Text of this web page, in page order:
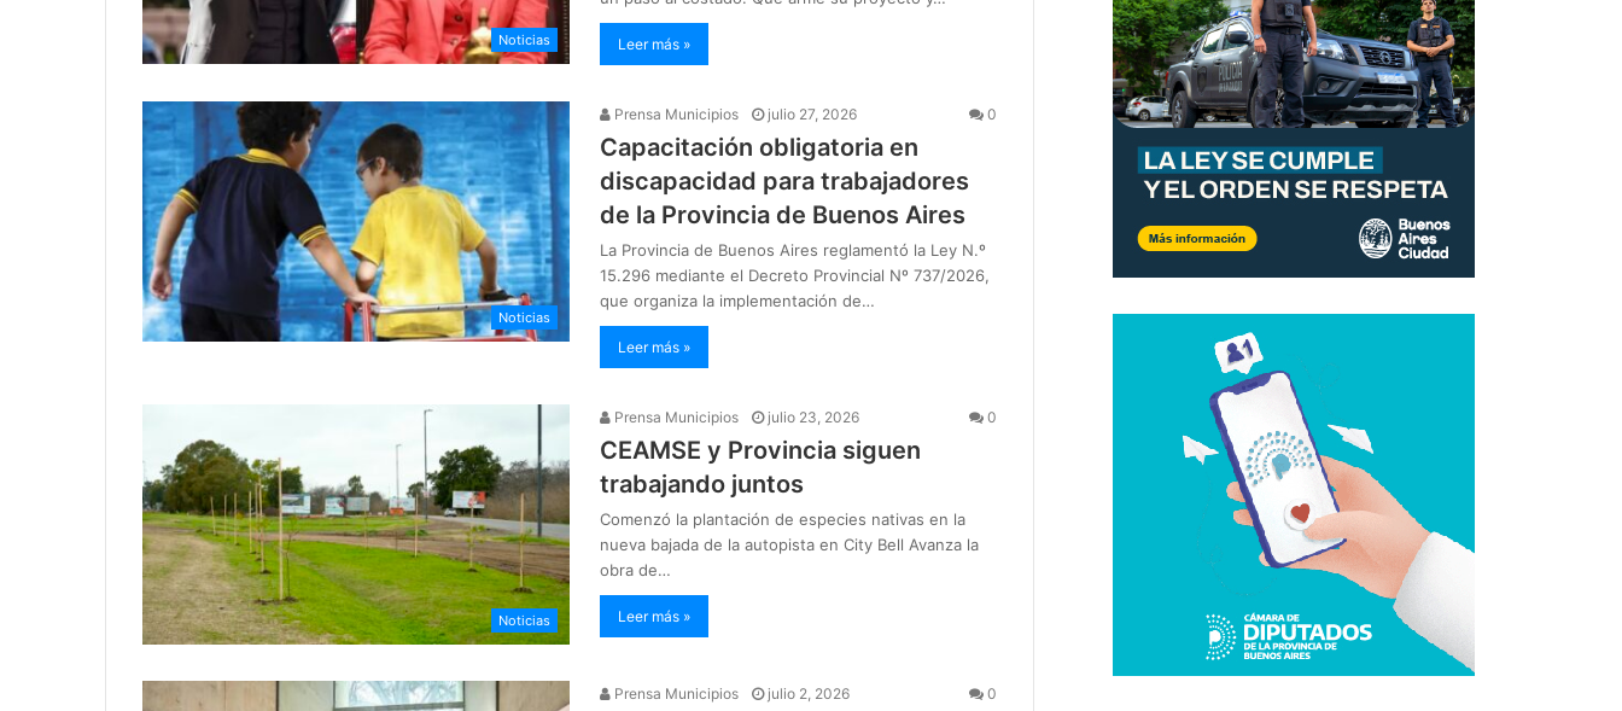
Noticias Leer más »
Noticias
Prensa Municipios julio 27, 2026 0
Capacitación obligatoria en
discapacidad para trabajadores
de la Provincia de Buenos Aires
La Provincia de Buenos Aires reglamentó la Ley N.º
15.296 mediante el Decreto Provincial Nº 737/2026,
que organiza la implementación de…
Leer más »
Noticias
Prensa Municipios julio 23, 2026 0
CEAMSE y Provincia siguen
trabajando juntos
Comenzó la plantación de especies nativas en la
nueva bajada de la autopista en City Bell Avanza la
obra de…
Leer más »
Prensa Municipios julio 2, 2026 0